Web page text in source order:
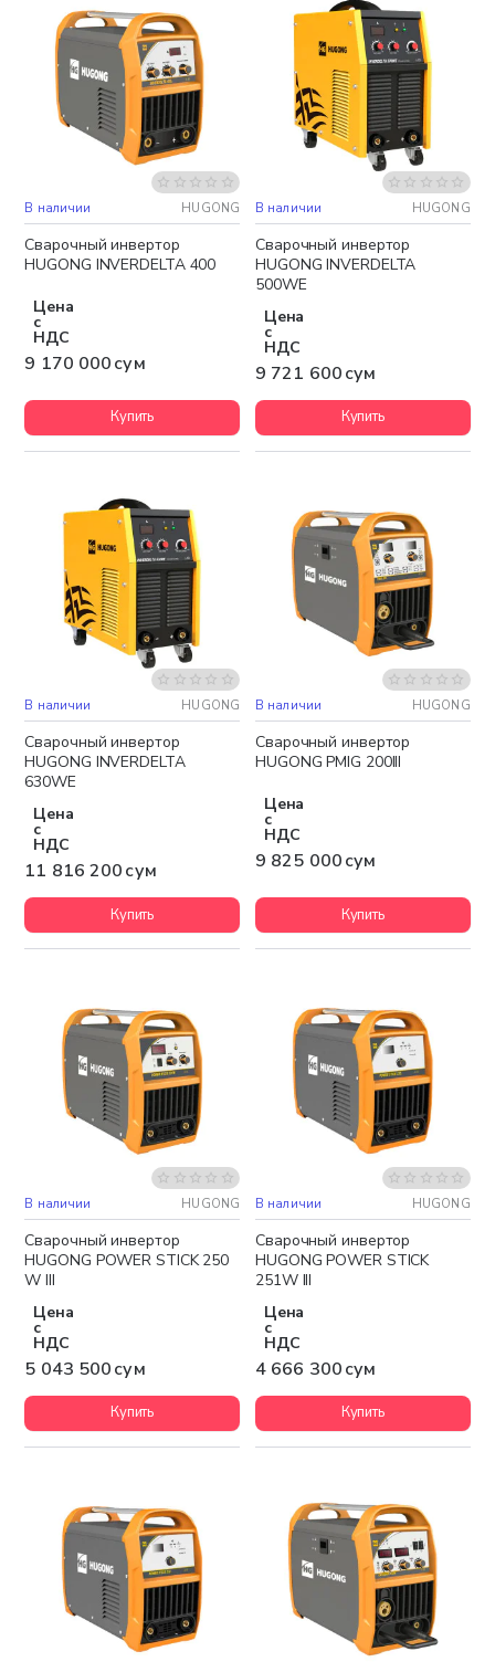
Бесплатная доставка
В наличии HUGONG
Сварочный инвертор
HUGONG INVERDELTA 400
Цена
с
НДС
9 170 000 сум
Купить
Бесплатная доставка
В наличии HUGONG
Сварочный инвертор
HUGONG INVERDELTA
500WE
Цена
с
НДС
9 721 600 сум
Купить
Бесплатная доставка
В наличии HUGONG
Сварочный инвертор
HUGONG INVERDELTA
630WE
Цена
с
НДС
11 816 200 сум
Купить
Бесплатная доставка
В наличии HUGONG
Сварочный инвертор
HUGONG PMIG 200III
Цена
с
НДС
9 825 000 сум
Купить
Бесплатная доставка
В наличии HUGONG
Сварочный инвертор
HUGONG POWER STICK 250
W III
Цена
с
НДС
5 043 500 сум
Купить
Бесплатная доставка
В наличии HUGONG
Сварочный инвертор
HUGONG POWER STICK
251W III
Цена
с
НДС
4 666 300 сум
Купить